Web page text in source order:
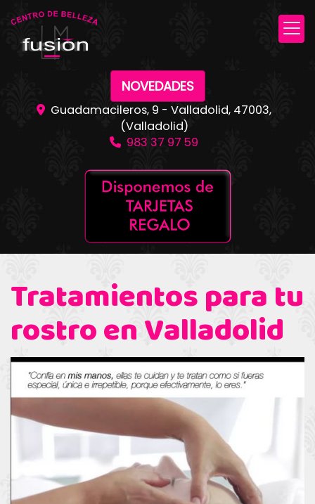
NOVEDADES
Guadamacileros, 9 - Valladolid, 47003,
(Valladolid)
983 37 97 59
Tratamientos para tu
rostro en Valladolid